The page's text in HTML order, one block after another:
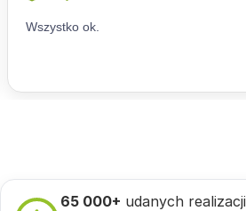
65 000+ udanych realizacji